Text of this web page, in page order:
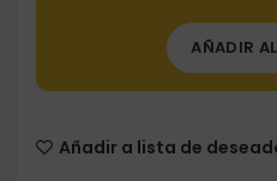
AÑADIR
Añadir a lista de